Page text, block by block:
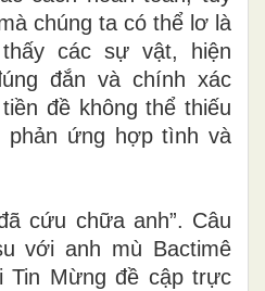
chúng ta có thể lơ là
các sự vật, hiện
đắn và chính xác
đề không thể thiếu
ứng hợp tình và
cứu chữa anh”. Câu
với anh mù Bactimê
Tin Mừng đề cập trực